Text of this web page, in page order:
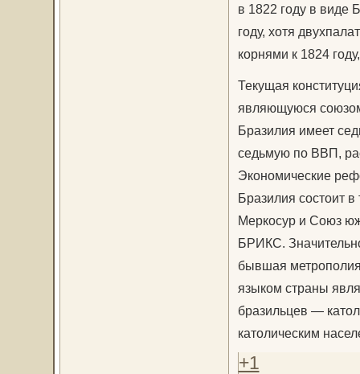
в 1822 году в виде
году, хотя
корнями к 1824
Текущая
являющуюся
Бразилия имеет
седьмую по ВВП,
Экономические
Бразилия состоит
Меркосур и Союз
БРИКС.
бывшая
языком страны
бразильцев —
католическим
+1